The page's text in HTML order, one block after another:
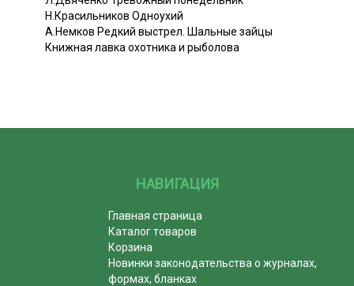
Н.Красильников Одноухий
А.Немков Редкий выстрел. Шальные зайцы
Книжная лавка охотника и рыболова
НАВИГАЦИЯ
Главная страница
Каталог товаров
Корзина
Новинки законодательства о журналах,
формах, бланках